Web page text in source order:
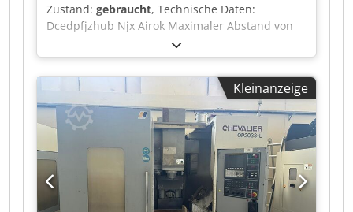
Zustand: gebraucht, Technische Daten:
Dcedpfjzhub Njx Airok Maximaler Abstand von
Tisch zu Spindel: 180 mm Vertikaler Spindelhub:
100 mm Spindel pneumatisch und hydraulisch
verstellbar Wechselspindel Tisch
höhenverstellbar Spindeldrehzahl: 1000/2000
U/min Motorleistung: 4 kW Stromversorgung:
380 V
Kleinanzeige